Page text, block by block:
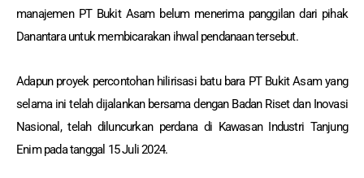
manajemen PT Bukit Asam belum menerima panggilan dari pihak
Danantara untuk membicarakan ihwal pendanaan tersebut.
Adapun proyek percontohan hilirisasi batu bara PT Bukit Asam yang
selama ini telah dijalankan bersama dengan Badan Riset dan Inovasi
Nasional, telah diluncurkan perdana di Kawasan Industri Tanjung
Enim pada tanggal 15 Juli 2024.